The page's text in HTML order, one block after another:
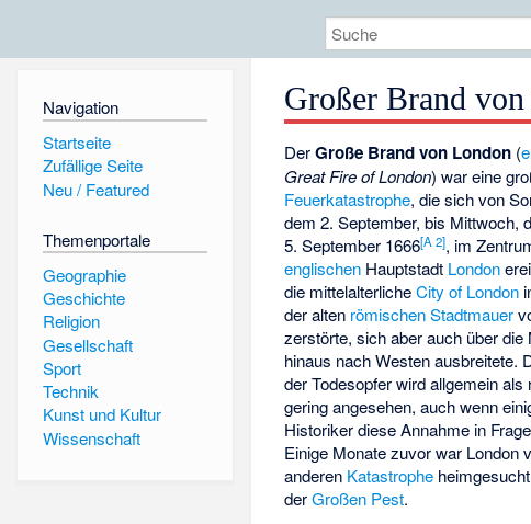
Navigation
Startseite
Zufällige Seite
Neu / Featured
Themenportale
Geographie
Geschichte
Religion
Gesellschaft
Sport
Technik
Kunst und Kultur
Wissenschaft
Großer Brand
DerGroße Brand von London (
Great Fire of London) war eine
Feuerkatastrophe, die sich von
dem 2. September, bis Mittwoch,
5. September 1666[A 2], im
englischen Hauptstadt London
die mittelalterlicheCity of London
der alten römischen Stadtmauer
zerstörte, sich aber auch über die
hinaus nach Westen ausbreitete.
der Todesopfer wird allgemein als
gering angesehen, auch wenn
Historiker diese Annahme in
Einige Monate zuvor war London
anderen Katastrophe
derGroßen Pest.